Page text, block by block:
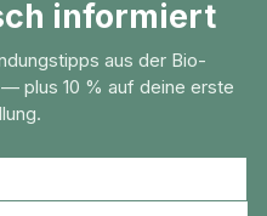
Die
zur
Sinesis) ist auch
Apfelsine. Dieser
die asiatische
hin: „Apfel aus
informiert
aus der Bio-
plus 10 % auf deine erste